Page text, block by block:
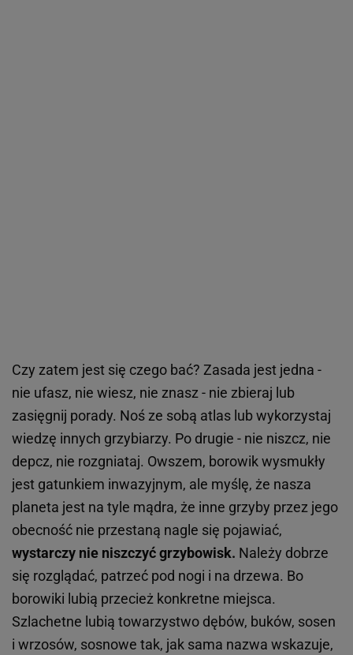
Czy zatem jest się czego bać? Zasada jest jedna -
nie ufasz, nie wiesz, nie znasz - nie zbieraj lub
zasięgnij porady. Noś ze sobą atlas lub wykorzystaj
wiedzę innych grzybiarzy. Po drugie - nie niszcz, nie
depcz, nie rozgniataj. Owszem, borowik wysmukły
jest gatunkiem inwazyjnym, ale myślę, że nasza
planeta jest na tyle mądra, że inne grzyby przez jego
obecność nie przestaną nagle się pojawiać,
wystarczy nie niszczyć grzybowisk. Należy dobrze
się rozglądać, patrzeć pod nogi i na drzewa. Bo
borowiki lubią przecież konkretne miejsca.
Szlachetne lubią towarzystwo dębów, buków, sosen
i wrzosów, sosnowe tak, jak sama nazwa wskazuje,